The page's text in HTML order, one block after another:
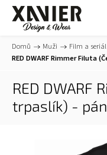
Domů / Muži / Film a
RED DWARF Rimmer Filuta
RED DWARF
trpaslík) -